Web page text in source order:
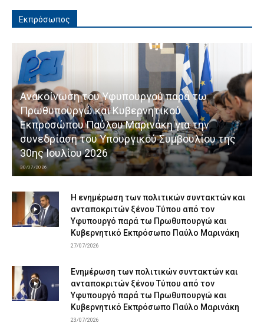
Εκπρόσωπος
Ανακοίνωση του Υφυπουργού παρά τω
Πρωθυπουργώ και Κυβερνητικού
Εκπροσώπου Παύλου Μαρινάκη για την
συνεδρίαση του Υπουργικού Συμβουλίου της
30ης Ιουλίου 2026
30/07/2026
Η ενημέρωση των πολιτικών συντακτών και
ανταποκριτών ξένου Τύπου από τον
Υφυπουργό παρά τω Πρωθυπουργώ και
Κυβερνητικό Εκπρόσωπο Παύλο Μαρινάκη
27/07/2026
Ενημέρωση των πολιτικών συντακτών και
ανταποκριτών ξένου Τύπου από τον
Υφυπουργό παρά τω Πρωθυπουργώ και
Κυβερνητικό Εκπρόσωπο Παύλο Μαρινάκη
23/07/2026